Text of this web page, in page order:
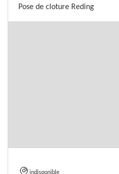
Pose de cloture Reding
indisponible